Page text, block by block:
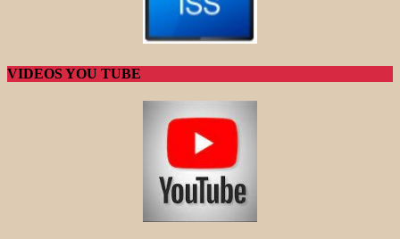
VIDEOS YOU TUBE